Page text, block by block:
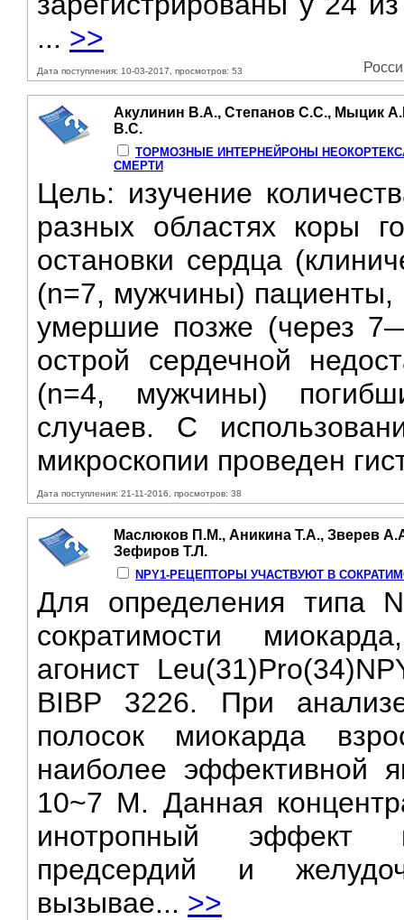
... >>
Дата поступления: 10-03-2017, просмотров: 53
Акулинин В.А., Степанов С.С., Мыцик
В.С.
ТОРМОЗНЫЕ ИНТЕРНЕЙРОНЫ
СМЕРТИ
Цель: изучение
разных областях коры
остановки сердца
(n=7, мужчины) пациенты,
умершие позже (через
острой сердечной
(n=4, мужчины)
случаев. С
микроскопии проведен
Дата поступления: 21-11-2016, просмотров: 38
Маслюков П.М., Аникина Т.А., Зверев
Зефиров Т.Л.
NPY1-РЕЦЕПТОРЫ УЧАСТВУЮТ В
Для определения типа
сократимости
агонист
BIBP 3226. При
полосок миокарда
наиболее эффективной
10~7 М. Данная
инотропный эффект
предсердий и
вызывае... >>